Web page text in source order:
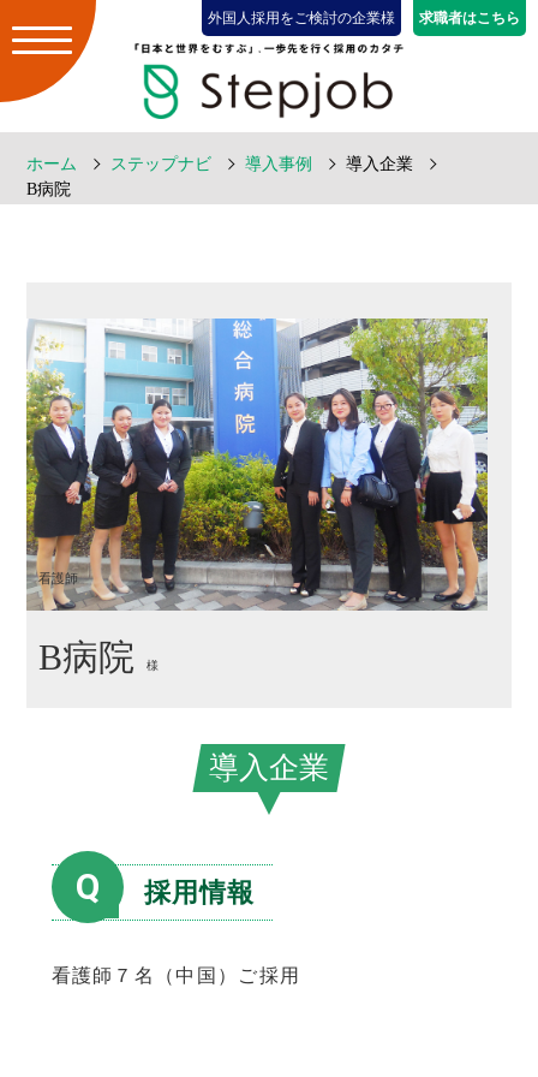
外国人採用をご検討の企業様 求職者はこちら
ホーム ステップナビ 導入事例
導入企業
B病院
看護師
B病院 様
導入企業
Q 採用情報
看護師７名（中国）ご採用